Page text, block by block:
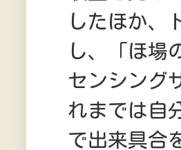
したほか、
し、「ほ場
センシング
れまでは自
で出来具合